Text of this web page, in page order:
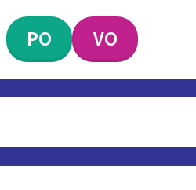
PO VO